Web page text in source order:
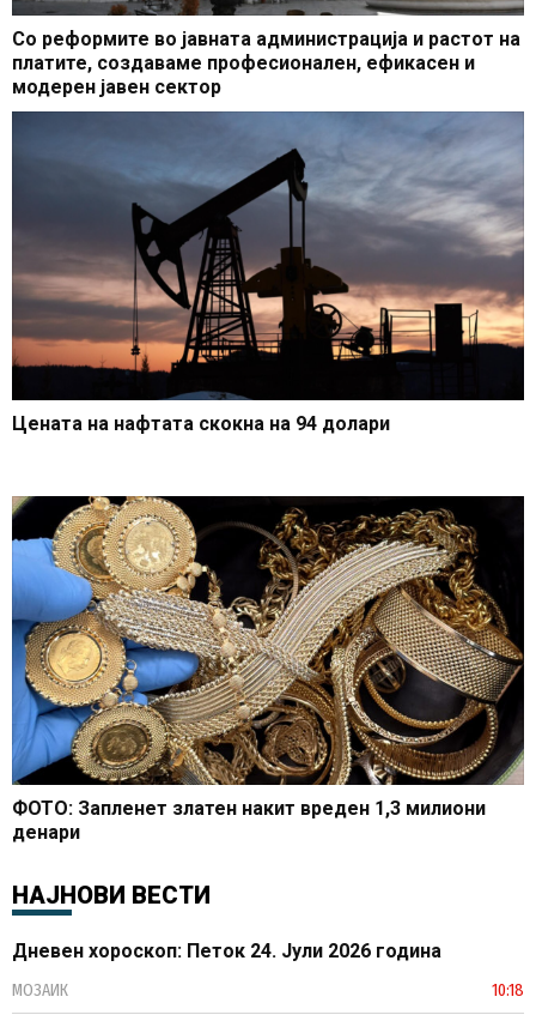
Со реформите во јавната администрација и растот на
платите, создаваме професионален, ефикасен и
модерен јавен сектор
Цената на нафтата скокна на 94 долари
ФОТО: Запленет златен накит вреден 1,3 милиони
денари
НАЈНОВИ ВЕСТИ
Дневен хороскоп: Петок 24. Јули 2026 година
МОЗАИК 10:18